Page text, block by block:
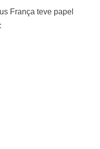
França teve papel